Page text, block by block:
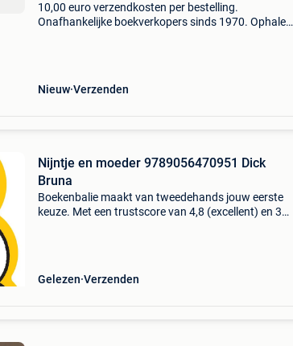
10,00 euro verzendkosten per bestelling.
Onafhankelijke boekverkopers sinds 1970. Ophalen
Nieuw Verzenden
Nijntje en moeder 9789056470951 Dick
Bruna
Boekenbalie maakt van tweedehands jouw eerste
keuze. Met een trustscore van 4,8 (excellent) en 30
Gelezen Verzenden